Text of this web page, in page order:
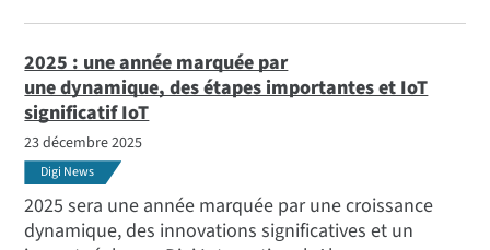
Green Tech Awards 2026 organisés par Digi.
2025 : une année marquée par
une dynamique, des étapes importantes et IoT
significatif IoT
23 décembre 2025
Digi News
2025 sera une année marquée par une croissance
dynamique, des innovations significatives et un